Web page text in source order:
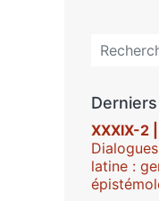
Menu
XXXIX-2
latine :